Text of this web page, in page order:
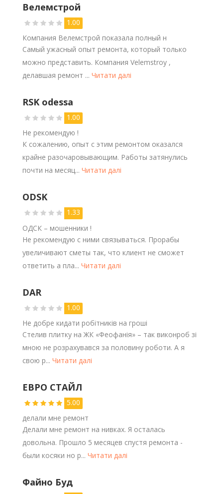
Велемстрой
1.00
Компания Велемстрой показала полный н
Самый ужасный опыт ремонта, который только
можно представить. Компания Velemstroy ,
делавшая ремонт ... Читати далі
RSK odessa
1.00
Не рекомендую !
К сожалению, опыт с этим ремонтом оказался
крайне разочаровывающим. Работы затянулись
почти на месяц... Читати далі
ODSK
1.33
ОДСК – мошенники !
Не рекомендую с ними связываться. Прорабы
увеличивают сметы так, что клиент не сможет
ответить а пла... Читати далі
DAR
1.00
Не добре кидати робітників на гроші
Стелив плитку на ЖК «Феофанія» – так виконроб зі
мною не розрахувався за половину роботи. А я
свою р... Читати далі
ЕВРО СТАЙЛ
5.00
делали мне ремонт
Делали мне ремонт на нивках. Я осталась
довольна. Прошло 5 месяцев спустя ремонта -
были косяки но р... Читати далі
Файно Буд